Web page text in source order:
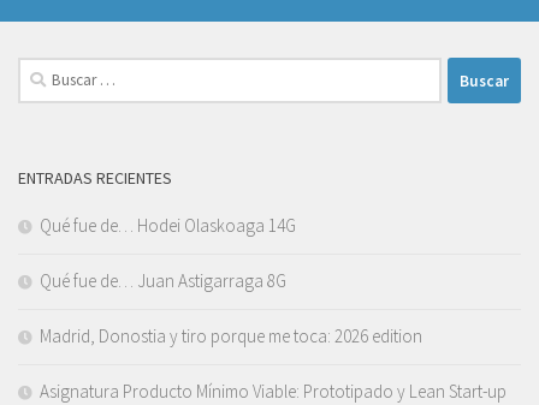
Buscar:
ENTRADAS RECIENTES
Qué fue de… Hodei Olaskoaga 14G
Qué fue de… Juan Astigarraga 8G
Madrid, Donostia y tiro porque me toca: 2026 edition
Asignatura Producto Mínimo Viable: Prototipado y Lean Start-up